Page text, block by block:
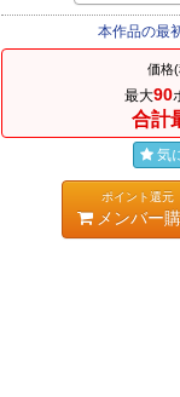
本作品の最
価格(
最大90
合計
気
ポイント還元
メンバー